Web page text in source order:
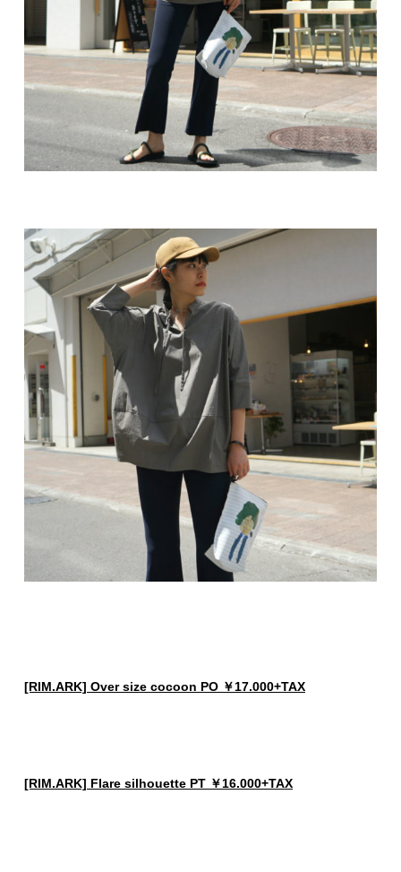
[RIM.ARK] Over size cocoon PO ￥17.000+TAX
[RIM.ARK] Flare silhouette PT ￥16.000+TAX